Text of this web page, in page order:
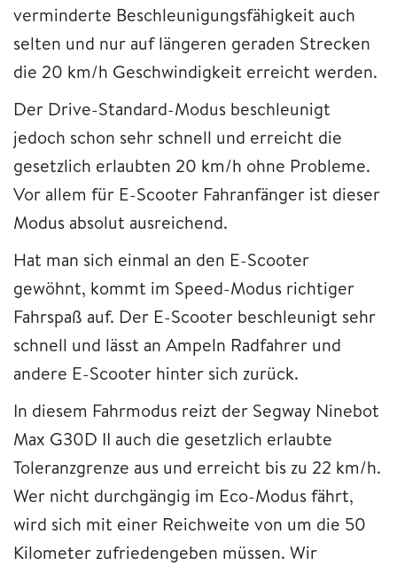
verminderte Beschleunigungsfähigkeit auch
selten und nur auf längeren geraden Strecken
die 20 km/h Geschwindigkeit erreicht werden.
Der Drive-Standard-Modus beschleunigt
jedoch schon sehr schnell und erreicht die
gesetzlich erlaubten 20 km/h ohne Probleme.
Vor allem für E-Scooter Fahranfänger ist dieser
Modus absolut ausreichend.
Hat man sich einmal an den E-Scooter
gewöhnt, kommt im Speed-Modus richtiger
Fahrspaß auf. Der E-Scooter beschleunigt sehr
schnell und lässt an Ampeln Radfahrer und
andere E-Scooter hinter sich zurück.
In diesem Fahrmodus reizt der Segway Ninebot
Max G30D II auch die gesetzlich erlaubte
Toleranzgrenze aus und erreicht bis zu 22 km/h.
Wer nicht durchgängig im Eco-Modus fährt,
wird sich mit einer Reichweite von um die 50
Kilometer zufriedengeben müssen. Wir